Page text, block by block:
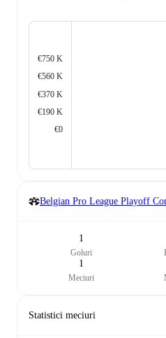
€750 K
€560 K
€370 K
€190 K
€0
Belgian Pro League Playoff
1
Goluri
1
Meciuri
Statistici meciuri